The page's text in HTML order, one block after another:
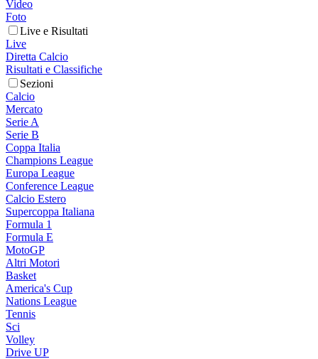
Video
Foto
Live e Risultati
Live
Diretta Calcio
Risultati e Classifiche
Sezioni
Calcio
Mercato
Serie A
Serie B
Coppa Italia
Champions League
Europa League
Conference League
Calcio Estero
Supercoppa Italiana
Formula 1
Formula E
MotoGP
Altri Motori
Basket
America's Cup
Nations League
Tennis
Sci
Volley
Drive UP